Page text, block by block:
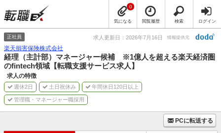
気になる
0
閲覧履歴 検索 ログイン
正社員 求人更新日：2026年7月16日 情報提供元
楽天損害保険株式会社
経理（主計部）マネージャー候補 ※1億人を超える楽天経済圏
のfintech領域【転職支援サービス求人】
求人の特徴
週休2日 土日祝休み 年間休日120日以上
管理職・マネージャー職採用
PCに転送する